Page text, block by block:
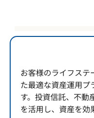
お客様のライフステ
た最適な資産運用プ
す。投資信託、不動
を活用し、資産を効